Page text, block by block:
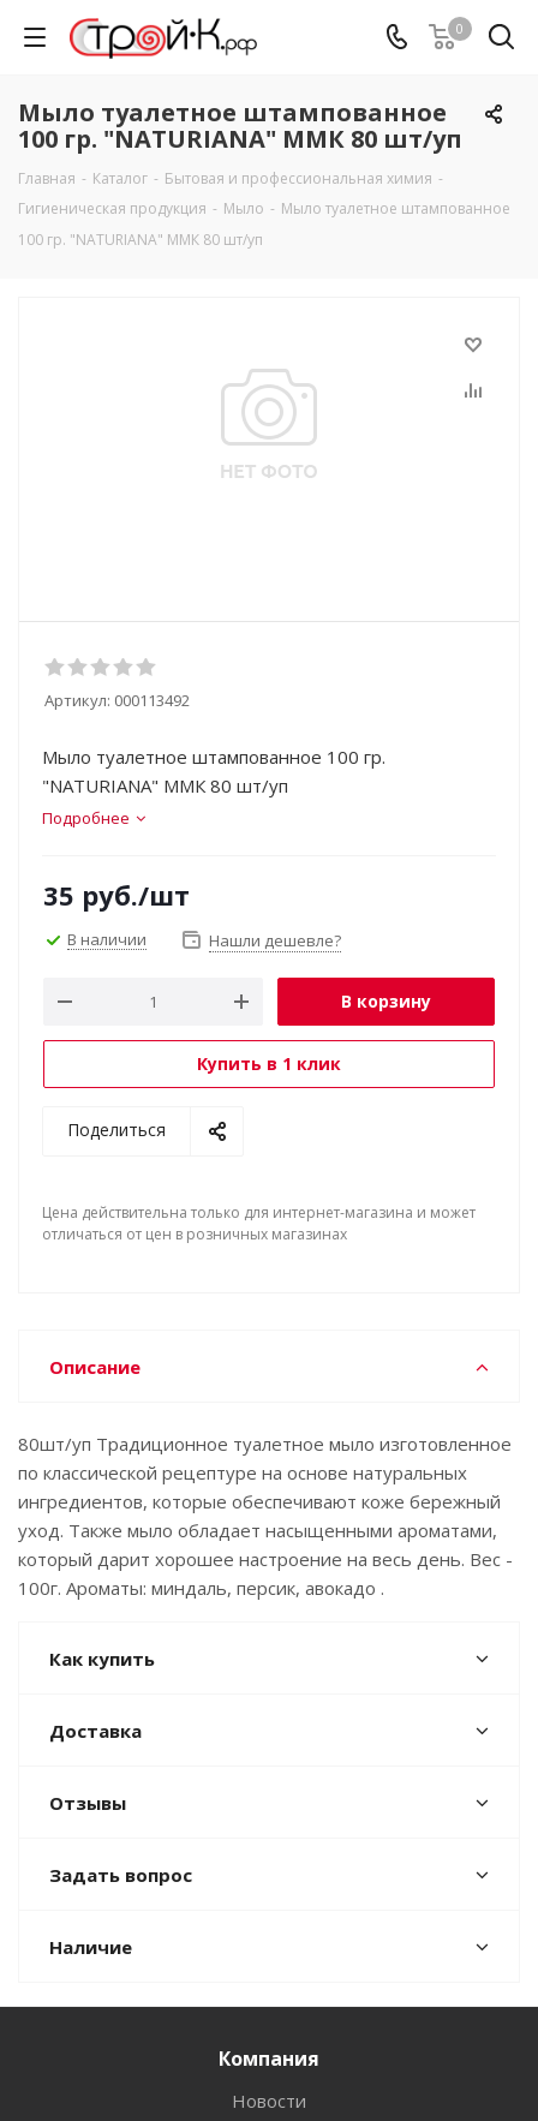
0
Мыло туалетное штампованное
100 гр. "NATURIANA" ММК 80 шт/уп
Главная - Каталог - Бытовая и профессиональная химия -
Гигиеническая продукция - Мыло - Мыло туалетное штампованное
100 гр. "NATURIANA" ММК 80 шт/уп
Артикул: 000113492
Мыло туалетное штампованное 100 гр.
"NATURIANA" ММК 80 шт/уп
Подробнее
35 руб./шт
В наличии Нашли дешевле?
В корзину
Купить в 1 клик
Поделиться
Цена действительна только для интернет-магазина и может
отличаться от цен в розничных магазинах
Описание
80шт/уп Традиционное туалетное мыло изготовленное
по классической рецептуре на основе натуральных
ингредиентов, которые обеспечивают коже бережный
уход. Также мыло обладает насыщенными ароматами,
который дарит хорошее настроение на весь день. Вес -
100г. Ароматы: миндаль, персик, авокадо .
Как купить
Доставка
Отзывы
Задать вопрос
Наличие
Компания
Новости